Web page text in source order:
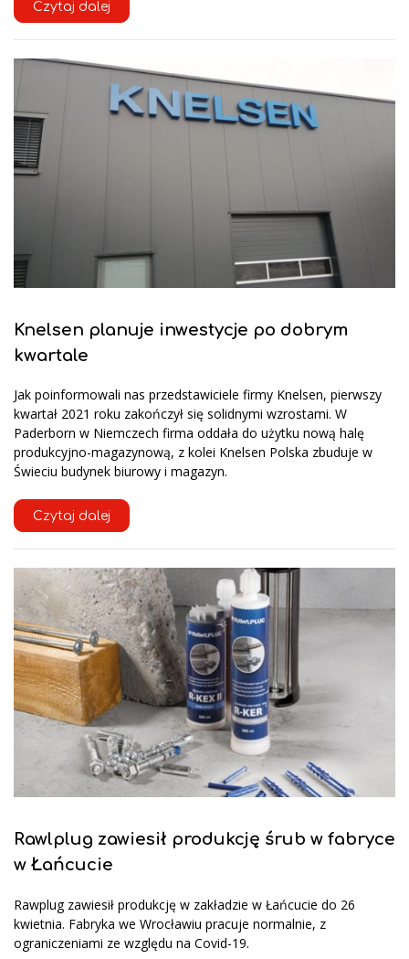
Czytaj dalej
Knelsen planuje inwestycje po dobrym
kwartale
Jak poinformowali nas przedstawiciele firmy Knelsen, pierwszy
kwartał 2021 roku zakończył się solidnymi wzrostami. W
Paderborn w Niemczech firma oddała do użytku nową halę
produkcyjno-magazynową, z kolei Knelsen Polska zbuduje w
Świeciu budynek biurowy i magazyn.
Czytaj dalej
Rawlplug zawiesił produkcję śrub w fabryce
w Łańcucie
Rawplug zawiesił produkcję w zakładzie w Łańcucie do 26
kwietnia. Fabryka we Wrocławiu pracuje normalnie, z
ograniczeniami ze względu na Covid-19.